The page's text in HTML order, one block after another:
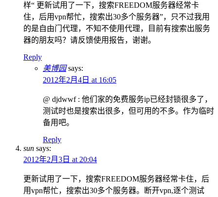
样“ 更新试用了一下，搜索FREEDOM服务器经常卡
住，后用vpn帮忙，搜索出30多个服务器”，只不过我用
的是自由门代理，不知不使用代理，目前有搜索出服务
器的朋友吗？请反馈使用报告，谢谢。
Reply
美博园 says:
2012年2月4日 at 16:05
@ djdwwf : 他们家的免费服务ip已经封锁很多了，
测试时也是搜索出很多，但可用的不多。作为临时
备用吧。
Reply
sun says:
2012年2月3日 at 20:04
更新试用了一下，搜索FREEDOM服务器经常卡住，后
用vpn帮忙，搜索出30多个服务器。断开vpn,逐个测试